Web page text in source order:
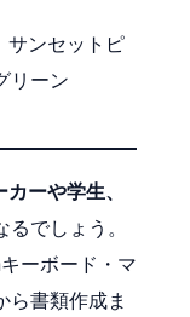
サンセットピ
リーン
ーや学生、
るでしょう。
ーボード・マ
ら書類作成ま